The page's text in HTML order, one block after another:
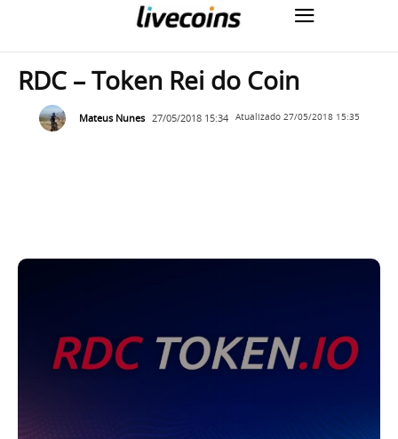
RDC – Token Rei do Coin
Mateus Nunes 27/05/2018 15:34 Atualizado 27/05/2018 15:35